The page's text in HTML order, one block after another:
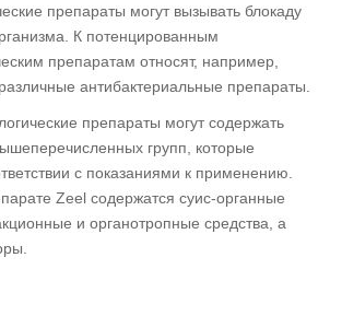
препараты могут вызывать блокаду
К потенцированным
препаратам относят, например,
антибактериальные препараты.
препараты могут содержать
групп, которые
с показаниями к применению.
Zeel содержатся суис-органные
и органотропные средства, а